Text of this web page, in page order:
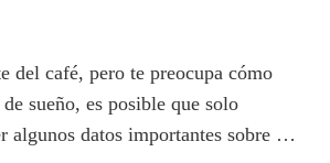
del café, pero te preocupa cómo
sueño, es posible que solo
algunos datos importantes sobre …